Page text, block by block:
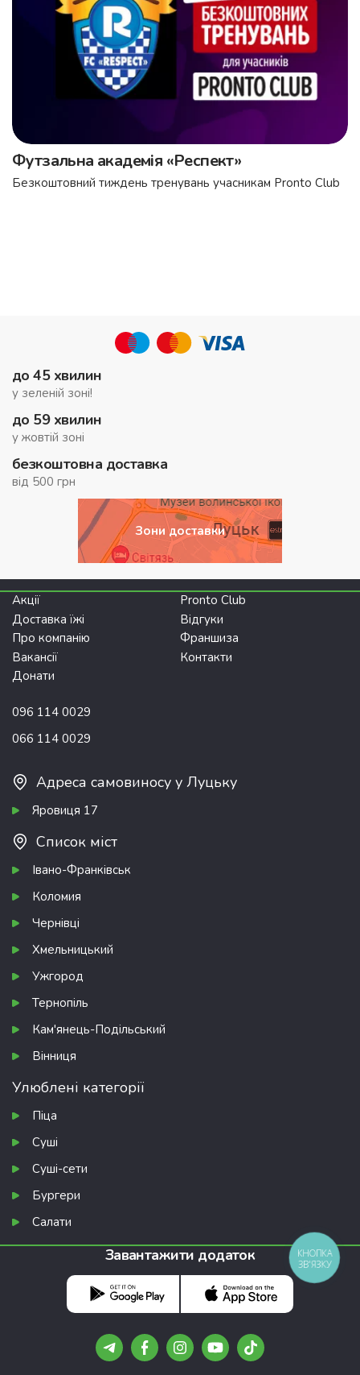
Футзальна академія «Респект»
Безкоштовний тиждень тренувань учасникам Pronto Club
до 45 хвилин
у зеленій зоні!
до 59 хвилин
у жовтій зоні
безкоштовна доставка
від 500 грн
Зони доставки
Акції
Pronto Club
Доставка їжі
Відгуки
Про компанію
Франшиза
Вакансії
Контакти
Донати
096 114 0029
066 114 0029
Адреса самовиносу у Луцьку
Яровиця 17
Список міст
Івано-Франківськ
Коломия
Чернівці
Хмельницький
Ужгород
Тернопіль
Кам'янець-Подільський
Вінниця
Улюблені категорії
Піца
Суші
Суші-сети
Бургери
Салати
Завантажити додаток
Подарунки, про які не всі знають 🎁
КНОПКА
ЗВ'ЯЗКУ